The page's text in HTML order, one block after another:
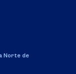
Norte de